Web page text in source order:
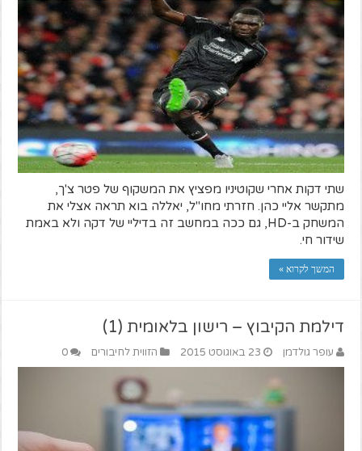
שתי דקות אחרי שקוטיניו מפציץ את המשקוף של פטר צ'ך,
מתקשר אליי כהן. חזרתי מחו"ל, יאללה בוא תראה אצלי את
המשחק ב-HD, גם ככה במחשב זה בדיליי של דקה ולא באמת
שידור חי.
המשך לקרוא »
דילמת הקיבוץ – רישון בלאומית (1)
עופר גולדמן 23 באוגוסט 2015 הזווית לחיבורים 0